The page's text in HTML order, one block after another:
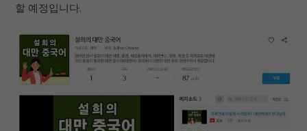
할 예정입니다.